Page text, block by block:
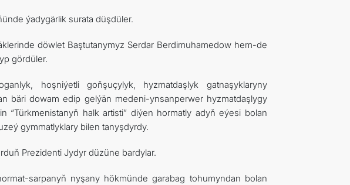
ýadygärlik surata düşdüler.
döwlet Baştutanymyz Serdar Berdimuhamedow hem-de
gördüler.
hoşniýetli goňşuçylyk, hyzmatdaşlyk gatnaşyklaryny
bäri dowam edip gelýän medeni-ynsanperwer hyzmatdaşlygy
“Türkmenistanyň halk artisti” diýen hormatly adyň eýesi bolan
gymmatlyklary bilen tanyşdyrdy.
Prezidenti Jydyr düzüne bardylar.
sarpanyň nyşany hökmünde garabag tohumyndan bolan